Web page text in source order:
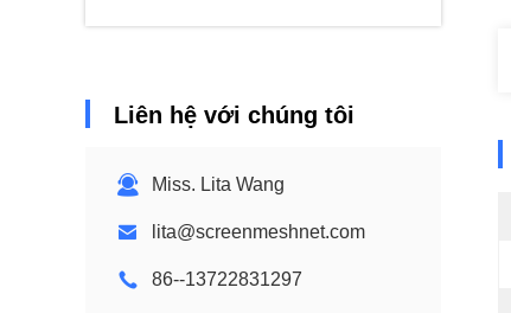
Liên hệ với chúng tôi
Miss. Lita Wang
lita@screenmeshnet.com
86--13722831297